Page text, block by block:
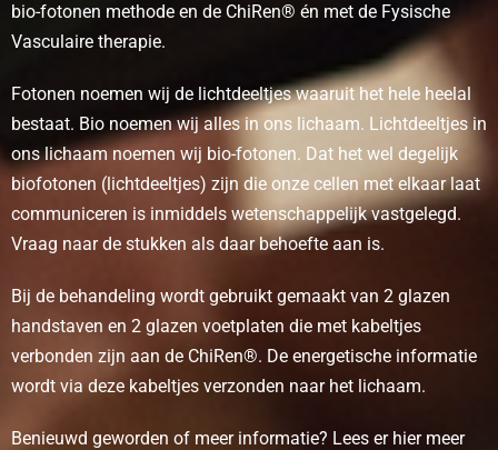
bio-fotonen methode en de ChiRen® én met de Fysische
Vasculaire therapie.
Fotonen noemen wij de lichtdeeltjes waaruit het hele heelal
bestaat. Bio noemen wij alles in ons lichaam. Lichtdeeltjes in
ons lichaam noemen wij bio-fotonen. Dat het wel degelijk
biofotonen (lichtdeeltjes) zijn die onze cellen met elkaar laat
communiceren is inmiddels wetenschappelijk vastgelegd.
Vraag naar de stukken als daar behoefte aan is.
Bij de behandeling wordt gebruikt gemaakt van 2 glazen
handstaven en 2 glazen voetplaten die met kabeltjes
verbonden zijn aan de ChiRen®. De energetische informatie
wordt via deze kabeltjes verzonden naar het lichaam.
Benieuwd geworden of meer informatie? Lees er hier meer